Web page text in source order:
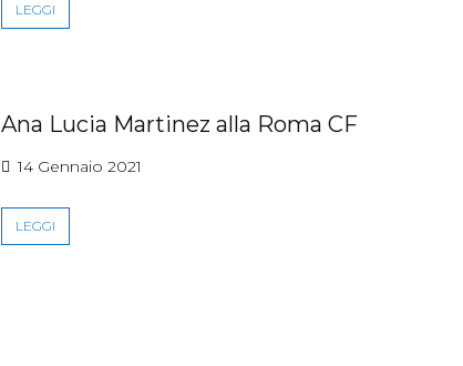
LEGGI
Ana Lucia Martinez alla Roma CF
14 Gennaio 2021
LEGGI